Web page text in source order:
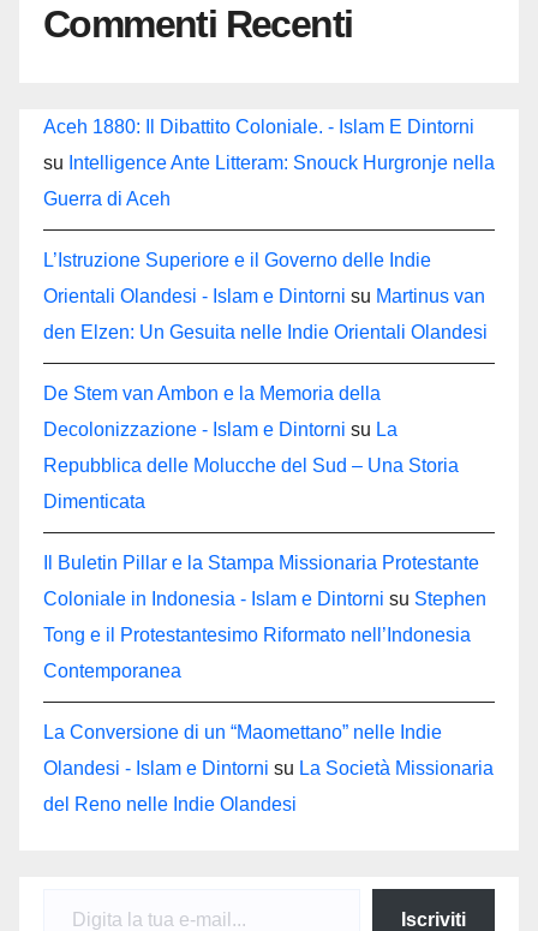
Commenti Recenti
Aceh 1880: Il Dibattito Coloniale. - Islam E Dintorni
su Intelligence Ante Litteram: Snouck Hurgronje nella
Guerra di Aceh
L’Istruzione Superiore e il Governo delle Indie
Orientali Olandesi - Islam e Dintorni su Martinus van
den Elzen: Un Gesuita nelle Indie Orientali Olandesi
De Stem van Ambon e la Memoria della
Decolonizzazione - Islam e Dintorni su La
Repubblica delle Molucche del Sud – Una Storia
Dimenticata
Il Buletin Pillar e la Stampa Missionaria Protestante
Coloniale in Indonesia - Islam e Dintorni su Stephen
Tong e il Protestantesimo Riformato nell’Indonesia
Contemporanea
La Conversione di un “Maomettano” nelle Indie
Olandesi - Islam e Dintorni su La Società Missionaria
del Reno nelle Indie Olandesi
Iscriviti